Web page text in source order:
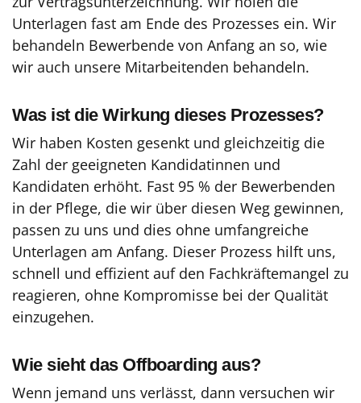
Unterlagen fast am Ende des Prozesses ein. Wir
behandeln Bewerbende von Anfang an so, wie
wir auch unsere Mitarbeitenden behandeln.
Was ist die Wirkung dieses Prozesses?
Wir haben Kosten gesenkt und gleichzeitig die
Zahl der geeigneten Kandidatinnen und
Kandidaten erhöht. Fast 95 % der Bewerbenden
in der Pflege, die wir über diesen Weg gewinnen,
passen zu uns und dies ohne umfangreiche
Unterlagen am Anfang. Dieser Prozess hilft uns,
schnell und effizient auf den Fachkräftemangel zu
reagieren, ohne Kompromisse bei der Qualität
einzugehen.
Wie sieht das Offboarding aus?
Wenn jemand uns verlässt, dann versuchen wir